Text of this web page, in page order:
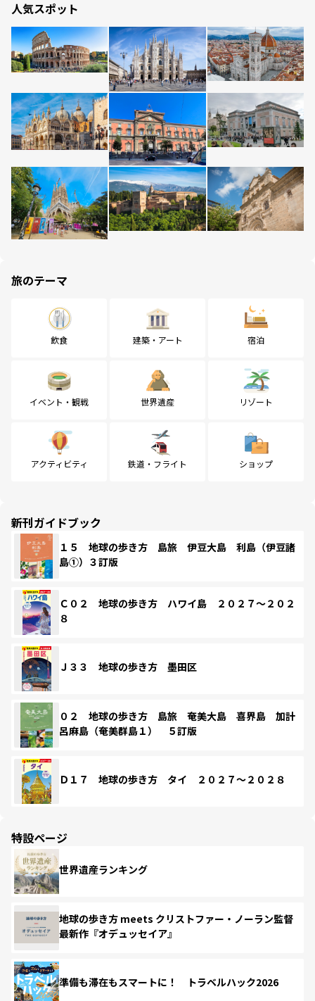
人気スポット
旅のテーマ
飲食 建築・アート 宿泊
イベント・観戦 世界遺産 リゾート
アクティビティ 鉄道・フライト ショップ
新刊ガイドブック
１５ 地球の歩き方 島旅 伊豆大島 利島（伊豆諸
島①）３訂版
Ｃ０２ 地球の歩き方 ハワイ島 ２０２７～２０２
８
Ｊ３３ 地球の歩き方 墨田区
０２ 地球の歩き方 島旅 奄美大島 喜界島 加計
呂麻島（奄美群島１） ５訂版
Ｄ１７ 地球の歩き方 タイ ２０２７～２０２８
特設ページ
世界遺産ランキング
地球の歩き方 meets クリストファー・ノーラン監督
最新作『オデュッセイア』
準備も滞在もスマートに！ トラベルハック2026